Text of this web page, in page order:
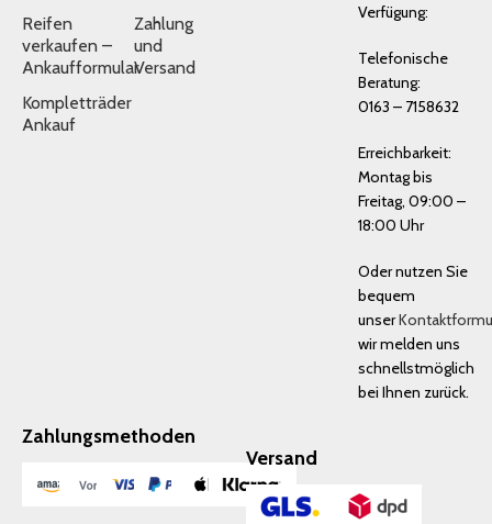
Reifen
verkaufen –
Ankaufformular
Kompletträder
Ankauf
Zahlung
und
Versand
Verfügung:
Telefonische
Beratung:
0163 – 7158632
Erreichbarkeit:
Montag bis
Freitag, 09:00 –
18:00 Uhr
Oder nutzen Sie
bequem
unser
wir melden uns
schnellstmöglich
bei Ihnen zurück.
Zahlungsmethoden
Versand